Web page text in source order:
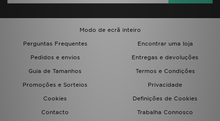
Modo de ecrã inteiro
Perguntas Frequentes
Encontrar uma loja
Pedidos e envios
Entregas e devoluções
Guia de Tamanhos
Termos e Condições
Promoções e Sorteios
Privacidade
Cookies
Definições de Cookies
Contacto
Trabalha Connosco